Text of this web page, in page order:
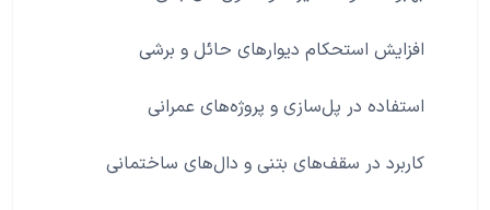
افزایش استحکام دیوارهای حائل و برشی
استفاده در پل‌سازی و پروژه‌های عمرانی
کاربرد در سقف‌های بتنی و دال‌های ساختمانی